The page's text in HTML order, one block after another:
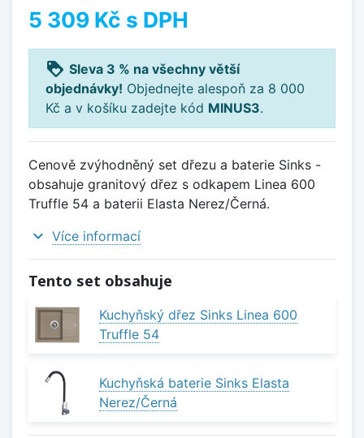
5 309 Kč s DPH
loyalty Sleva 3 % na všechny větší
objednávky! Objednejte alespoň za 8 000
Kč a v košíku zadejte kód MINUS3.
Cenově zvýhodněný set dřezu a baterie Sinks -
obsahuje granitový dřez s odkapem Linea 600
Truffle 54 a baterii Elasta Nerez/Černá.
expand_more Více informací
Tento set obsahuje
Kuchyňský dřez Sinks Linea 600
Truffle 54
Kuchyňská baterie Sinks Elasta
Nerez/Černá